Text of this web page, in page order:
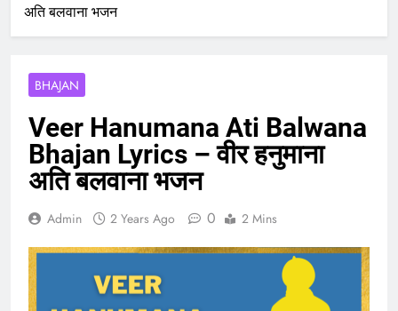
अति बलवाना भजन
BHAJAN
Veer Hanumana Ati Balwana
Bhajan Lyrics – वीर हनुमाना
अति बलवाना भजन
Admin 2 Years Ago 0 2 Mins